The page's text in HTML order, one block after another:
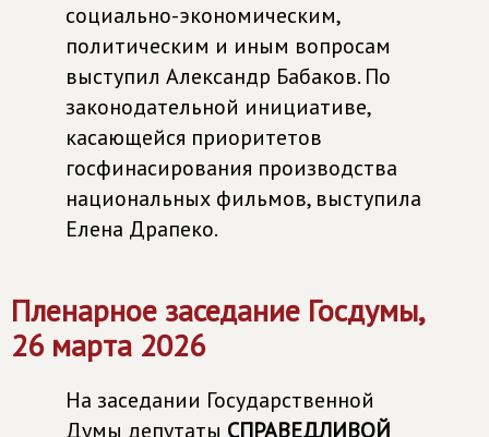
социально-экономическим,
политическим и иным вопросам
выступил Александр Бабаков. По
законодательной инициативе,
касающейся приоритетов
госфинасирования производства
национальных фильмов, выступила
Елена Драпеко.
Пленарное заседание Госдумы,
26 марта 2026
На заседании Государственной
Думы депутаты СПРАВЕДЛИВОЙ